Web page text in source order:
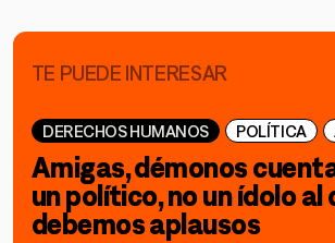
TE PUEDE INTERESAR
DERECHOS HUMANOS POLÍTICA
Amigas, démonos
un político, no un ídolo al
debemos aplausos